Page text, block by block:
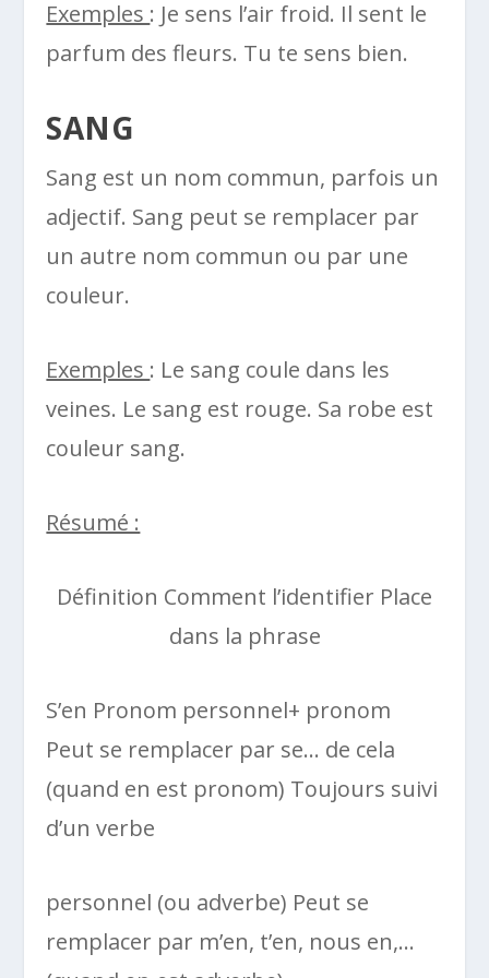
Exemples : Je sens l’air froid. Il sent le
parfum des fleurs. Tu te sens bien.
SANG
Sang est un nom commun, parfois un
adjectif. Sang peut se remplacer par
un autre nom commun ou par une
couleur.
Exemples : Le sang coule dans les
veines. Le sang est rouge. Sa robe est
couleur sang.
Résumé :
Définition Comment l’identifier Place
dans la phrase
S’en Pronom personnel+ pronom
Peut se remplacer par se… de cela
(quand en est pronom) Toujours suivi
d’un verbe
personnel (ou adverbe) Peut se
remplacer par m’en, t’en, nous en,…